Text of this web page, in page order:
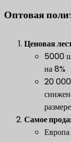
Оптовая
​Ценовая
5000
на 8%
20 000
​Самое